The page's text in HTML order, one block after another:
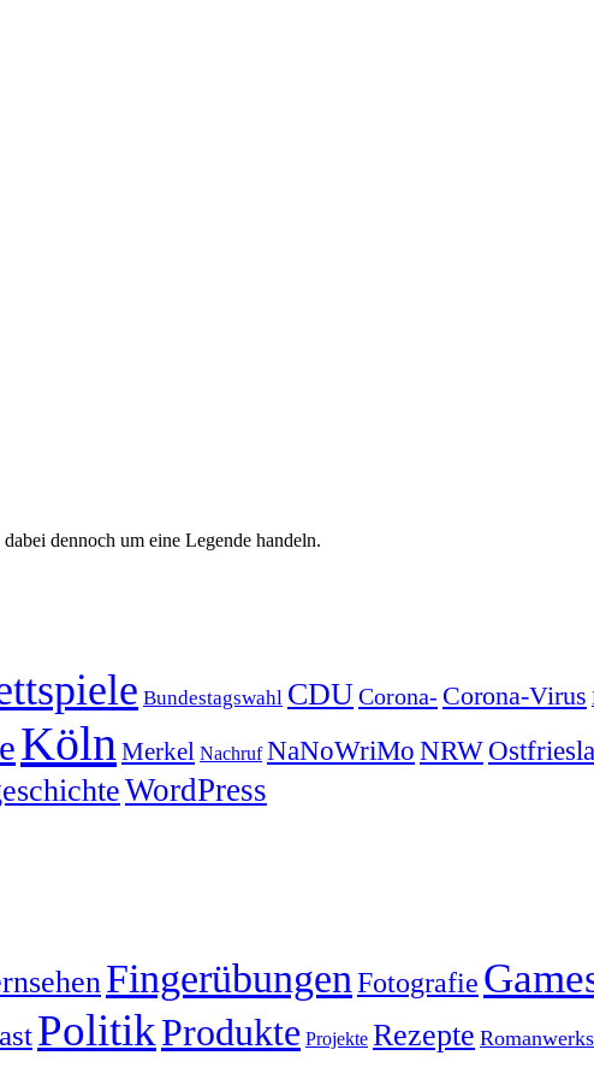
dennoch um eine Legende handeln.
Bundestagswahl CDUCorona- Corona-Virus
KölnMerkel Nachruf NaNoWriMo NRW
WordPress
Fingerübungen Fotografie
PolitikProdukte Projekte Rezepte